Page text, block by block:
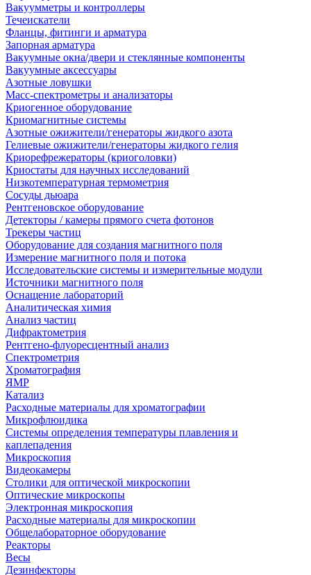
Вакуумметры и контроллеры
Течеискатели
Фланцы, фитинги и арматура
Запорная арматура
Вакуумные окна/двери и стеклянные компоненты
Вакуумные аксессуары
Азотные ловушки
Масс-спектрометры и анализаторы
Криогенное оборудование
Криомагнитные системы
Азотные ожижители/генераторы жидкого азота
Гелиевые ожижители/генераторы жидкого гелия
Криорефрежераторы (криоголовки)
Криостаты для научных исследований
Низкотемпературная термометрия
Сосуды дьюара
Рентгеновское оборудование
Детекторы / камеры прямого счета фотонов
Трекеры частиц
Оборудование для создания магнитного поля
Измерение магнитного поля и потока
Исследовательские системы и измерительные модули
Источники магнитного поля
Оснащение лабораторий
Аналитическая химия
Анализ частиц
Дифрактометрия
Рентгено-флуоресцентный анализ
Спектрометрия
Хроматография
ЯМР
Катализ
Расходные материалы для хроматографии
Микрофлюидика
Системы определения температуры плавления и
каплепадения
Микроскопия
Видеокамеры
Столики для оптической микроскопии
Оптические микроскопы
Электронная микроскопия
Расходные материалы для микроскопии
Общелабораторное оборудование
Реакторы
Весы
Дезинфекторы